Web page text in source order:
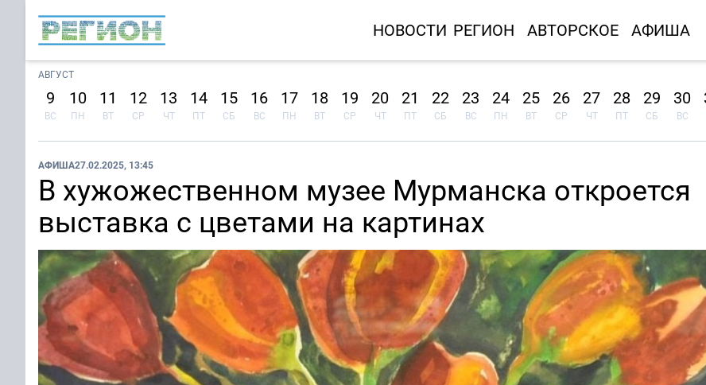
НОВОСТИ РЕГИОН АВТОРСКОЕ АФИША
АВГУСТ
9
ВС
10
ПН
11
ВТ
12
СР
13
ЧТ
14
ПТ
15
СБ
16
ВС
17
ПН
18
ВТ
19
СР
20
ЧТ
21
ПТ
22
СБ
23
ВС
24
ПН
25
ВТ
26
СР
27
ЧТ
28
ПТ
29
СБ
30
ВС
АФИША27.02.2025, 13:45
В хужожественном музее Мурманска откроется
выставка с цветами на картинах